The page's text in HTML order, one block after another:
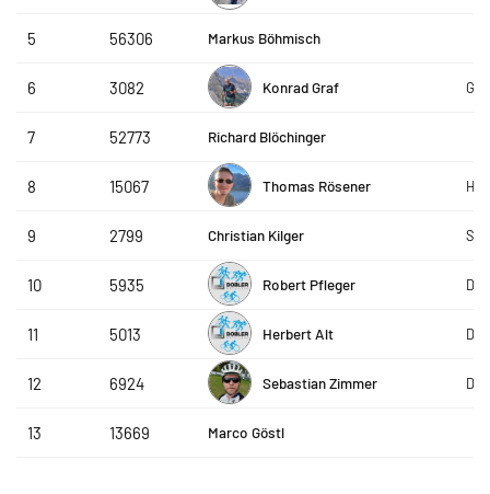
5 56306 Markus Böhmisch
6 3082 Konrad Graf
7 52773 Richard Blöchinger
8 15067 Thomas Rösener
9 2799 Christian Kilger
10 5935 Robert Pfleger
11 5013 Herbert Alt
12 6924 Sebastian Zimmer
13 13669 Marco Göstl